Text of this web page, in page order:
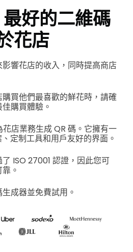
最好的二維碼
花店
響花店的收入，同時提高商店
買他們最喜歡的鮮花時，請確
購買體驗。
花店業務生成 QR 碼。它擁有一
定制工具和用戶友好的界面。
ISO 27001 認證，因此您可
。
成器並免費試用。